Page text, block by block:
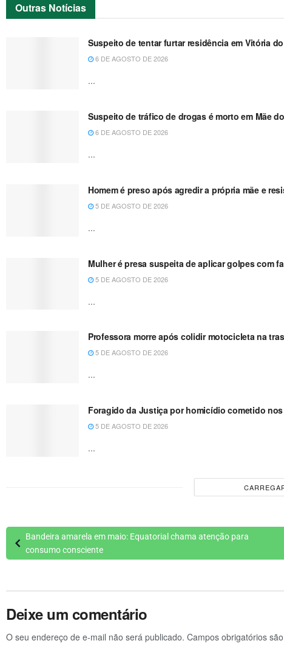
Outras Notícias
Suspeito de tentar furtar residência em Vitória
6 DE AGOSTO DE 2026
...
Suspeito de tráfico de drogas é morto em Mãe
6 DE AGOSTO DE 2026
...
Homem é preso após agredir a própria mãe e
5 DE AGOSTO DE 2026
...
Mulher é presa suspeita de aplicar golpes com
5 DE AGOSTO DE 2026
...
Professora morre após colidir motocicleta na
5 DE AGOSTO DE 2026
...
Foragido da Justiça por homicídio cometido
5 DE AGOSTO DE 2026
...
Bandeira amarela em maio: Equatorial chama atenção para
consumo consciente
Deixe um comentário
O seu endereço de e-mail não será publicado. Campos obrigatórios